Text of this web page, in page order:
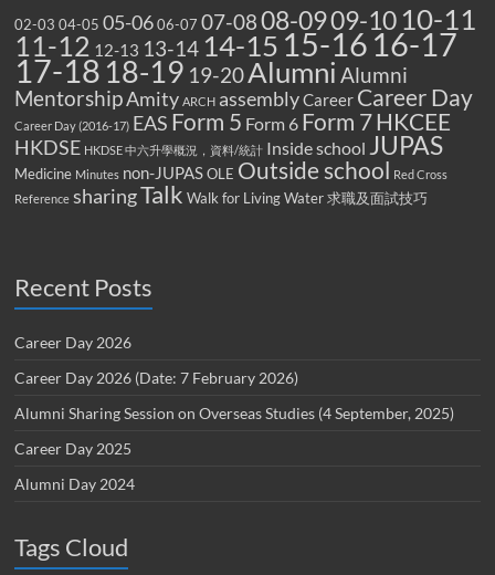
02-03 04-05 05-06 06-07 07-0808-0909-10 10-11
11-12 12-13 13-14 14-15 15-16 16-17
17-18 18-19 19-20Alumni Alumni
MentorshipAmity ARCH assemblyCareer Career Day
Career Day (2016-17) EAS Form 5 Form 6 Form 7HKCEE
HKDSE HKDSE 中六升學概況，資料/統計 Inside school JUPAS
Medicine Minutes non-JUPAS OLE Outside school Red Cross
Reference sharingTalk Walk for Living Water 求職及面試技巧
Recent Posts
Career Day 2026
Career Day 2026 (Date: 7 February 2026)
Alumni Sharing Session on Overseas Studies (4 September, 2025)
Career Day 2025
Alumni Day 2024
Tags Cloud